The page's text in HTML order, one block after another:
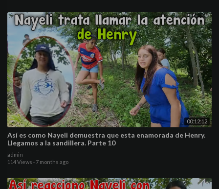
00:12:12
Así es como Nayeli demuestra que esta enamorada de Henry.
Llegamos a la sandillera. Parte 10
admin
114 Views ·7 months ago